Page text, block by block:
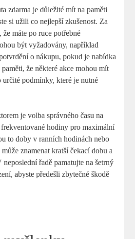
zdarma je důležité mít na paměti
si užili co nejlepší zkušenost. Za
máte po ruce potřebné
být vyžadovány, například
o nákupu, pokud je⁢ nabídka
že některé akce mohou mít
určité podmínky, které je nutné
je volba správného času‍ na
hodiny pro maximální
to doby v ranních hodinách ​nebo
znamenat kratší čekací dobu a
řadě pamatujte na šetrný
​abyste předešli zbytečné škodě